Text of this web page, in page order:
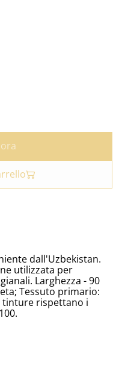
dall'Uzbekistan.
utilizzata per
Larghezza - 90
Tessuto primario:
tinture rispettano i